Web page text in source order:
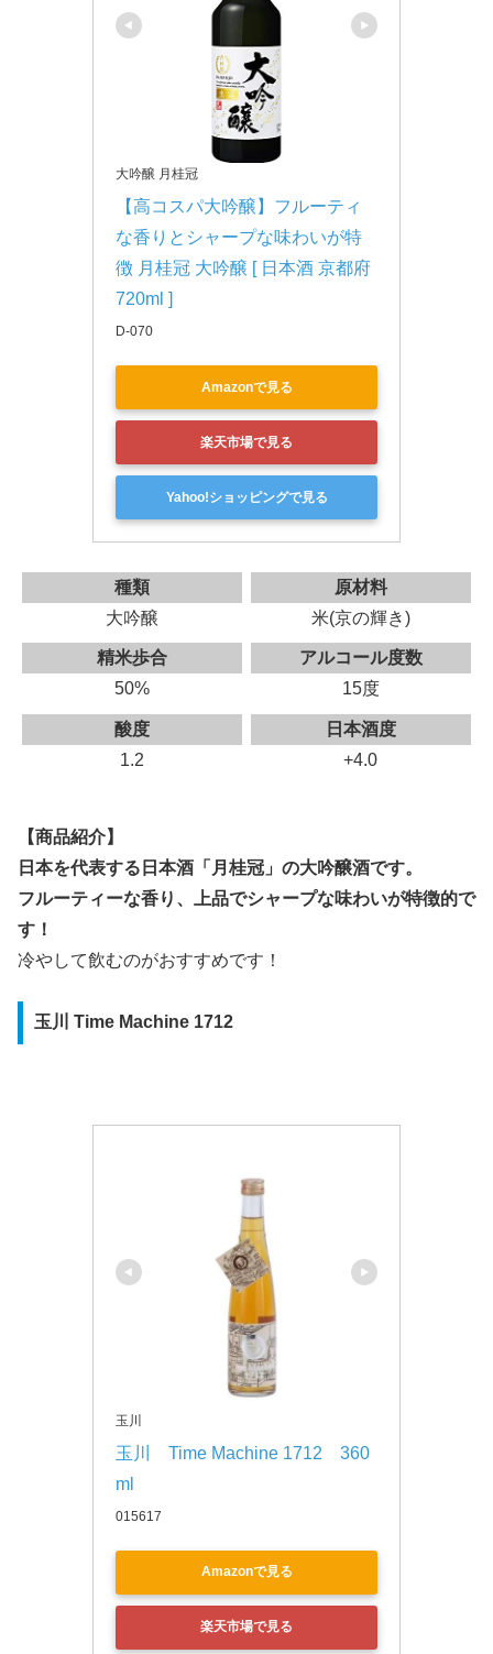
大吟醸 月桂冠
【高コスパ大吟醸】フルーティ
な香りとシャープな味わいが特
徴 月桂冠 大吟醸 [ 日本酒 京都府
720ml ]
D-070
Amazonで見る
楽天市場で見る
Yahoo!ショッピングで見る
種類
大吟醸
原材料
米(京の輝き)
精米歩合
50%
アルコール度数
15度
酸度
1.2
日本酒度
+4.0
【商品紹介】
日本を代表する日本酒「月桂冠」の大吟醸酒です。
フルーティーな香り、上品でシャープな味わいが特徴的で
す！
冷やして飲むのがおすすめです！
玉川 Time Machine 1712
玉川
玉川　Time Machine 1712　360
ml
015617
Amazonで見る
楽天市場で見る